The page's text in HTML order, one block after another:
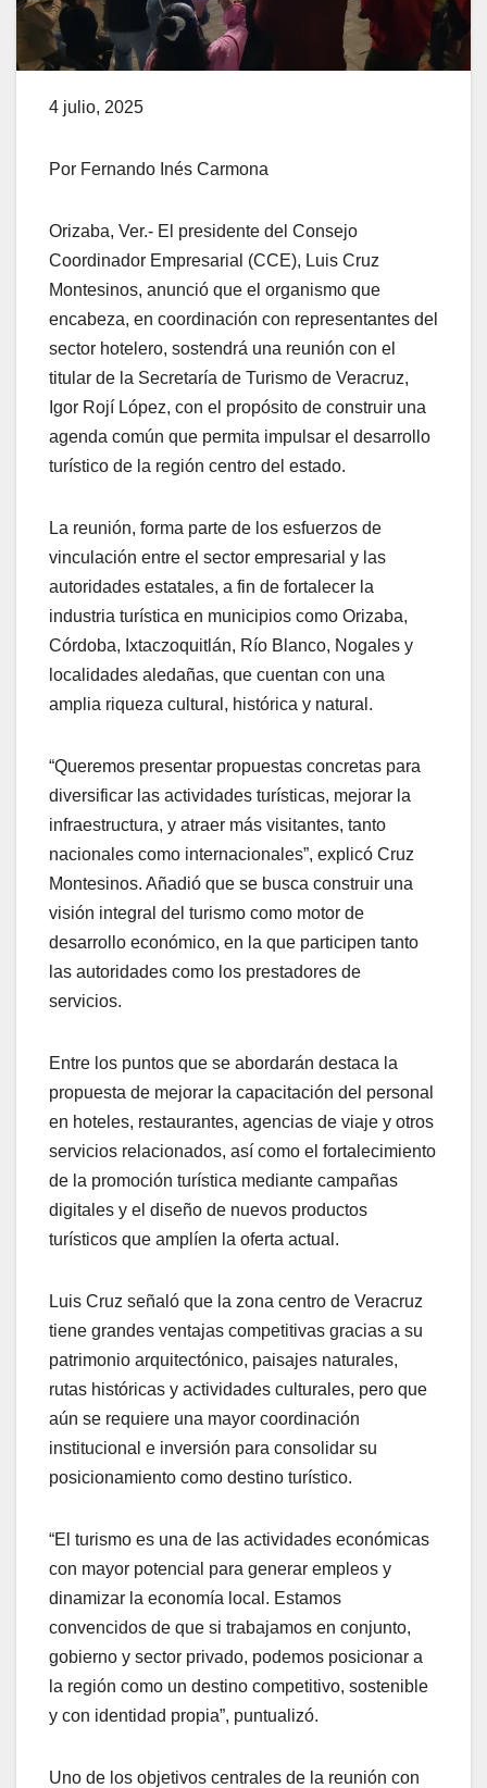
4 julio, 2025
Por Fernando Inés Carmona
Orizaba, Ver.- El presidente del Consejo
Coordinador Empresarial (CCE), Luis Cruz
Montesinos, anunció que el organismo que
encabeza, en coordinación con representantes del
sector hotelero, sostendrá una reunión con el
titular de la Secretaría de Turismo de Veracruz,
Igor Rojí López, con el propósito de construir una
agenda común que permita impulsar el desarrollo
turístico de la región centro del estado.
La reunión, forma parte de los esfuerzos de
vinculación entre el sector empresarial y las
autoridades estatales, a fin de fortalecer la
industria turística en municipios como Orizaba,
Córdoba, Ixtaczoquitlán, Río Blanco, Nogales y
localidades aledañas, que cuentan con una
amplia riqueza cultural, histórica y natural.
“Queremos presentar propuestas concretas para
diversificar las actividades turísticas, mejorar la
infraestructura, y atraer más visitantes, tanto
nacionales como internacionales”, explicó Cruz
Montesinos. Añadió que se busca construir una
visión integral del turismo como motor de
desarrollo económico, en la que participen tanto
las autoridades como los prestadores de
servicios.
Entre los puntos que se abordarán destaca la
propuesta de mejorar la capacitación del personal
en hoteles, restaurantes, agencias de viaje y otros
servicios relacionados, así como el fortalecimiento
de la promoción turística mediante campañas
digitales y el diseño de nuevos productos
turísticos que amplíen la oferta actual.
Luis Cruz señaló que la zona centro de Veracruz
tiene grandes ventajas competitivas gracias a su
patrimonio arquitectónico, paisajes naturales,
rutas históricas y actividades culturales, pero que
aún se requiere una mayor coordinación
institucional e inversión para consolidar su
posicionamiento como destino turístico.
“El turismo es una de las actividades económicas
con mayor potencial para generar empleos y
dinamizar la economía local. Estamos
convencidos de que si trabajamos en conjunto,
gobierno y sector privado, podemos posicionar a
la región como un destino competitivo, sostenible
y con identidad propia”, puntualizó.
Uno de los objetivos centrales de la reunión con